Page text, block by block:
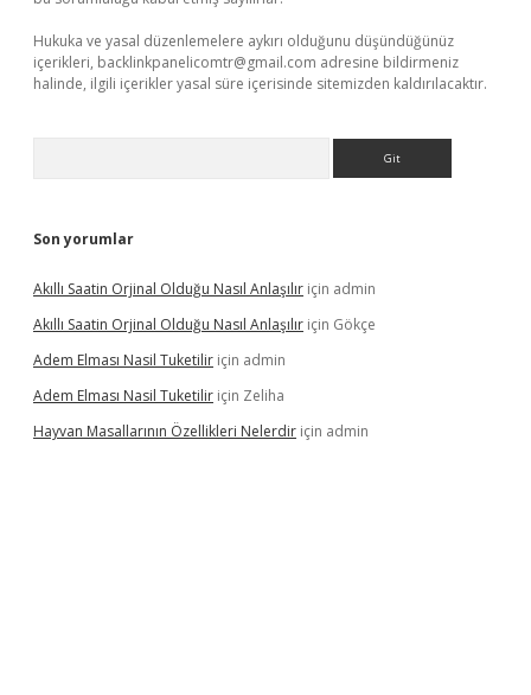
Hukuka ve yasal düzenlemelere aykırı olduğunu düşündüğünüz
içerikleri, backlinkpanelicomtr@gmail.com adresine bildirmeniz
halinde, ilgili içerikler yasal süre içerisinde sitemizden kaldırılacaktır.
Son yorumlar
Akıllı Saatin Orjinal Olduğu Nasıl Anlaşılır için admin
Akıllı Saatin Orjinal Olduğu Nasıl Anlaşılır için Gökçe
Adem Elması Nasil Tuketilir için admin
Adem Elması Nasil Tuketilir için Zeliha
Hayvan Masallarının Özellikleri Nelerdir için admin